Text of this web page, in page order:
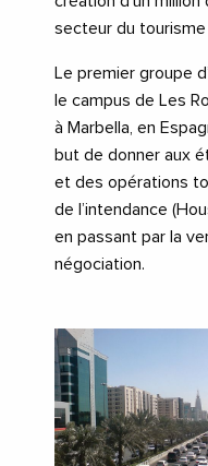
secteur du tourisme
Le premier groupe
le campus de Les
à Marbella, en
but de donner aux
et des opérations
de l’intendance
en passant par la
négociation.